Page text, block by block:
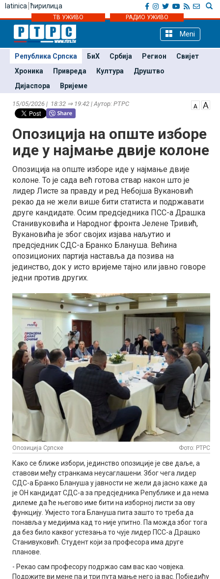
latinica ћирилица
ТВ УЖИВО РАДИО УЖИВО
Meni
Република Српска БиХ Србија Регион
Свијет
Хроника
Привреда Култура
Друштво
Дијаспора
Вријеме
15/05/2026 | 18:32 ⇒ 19:42 | Аутор: РТРС
Опозиција на опште изборе
иде у најмање двије колоне
Опозиција на опште изборе иде у најмање двије
колоне. То је сада већ готова ствар након што је
лидер Листе за правду и ред Небојша Вукановић
рекао да не жели више бити статиста и подржавати
друге кандидате. Осим предсједника ПСС-а Драшка
Станивуковића и Народног фронта Јелене Тривић,
Вукановића је због својих изјава наљутио и
предсједник СДС-а Бранко Блануша. Већина
опозиционих партија наставља да позива на
јединство, док у исто вријеме тајно или јавно говоре
једни против других.
Опозиција Српске Фото: РТРС
Како се ближе избори, јединство опозиције је све даље, а
ставови међу странкама неусаглашени. Због чега лидер
СДС-а Бранко Блануша у јавности не жели да јасно каже да
је ОН кандидат СДС-а за предсједника Републике и да нема
дилеме да ће његово име бити на изборној листи за ову
функцију. Умјесто тога Блануша пита зашто то треба да
понавља у медијима кад то није упитно. Па можда због тога
да без било каквог устезања то чује лидер ПСС-а Драшко
Станивуковић. Студент који за професора има друге
планове.
- Рекао сам професору подржао сам вас као човјека.
Подржите ви мене па и три пута мање него ја вас. Побједићу